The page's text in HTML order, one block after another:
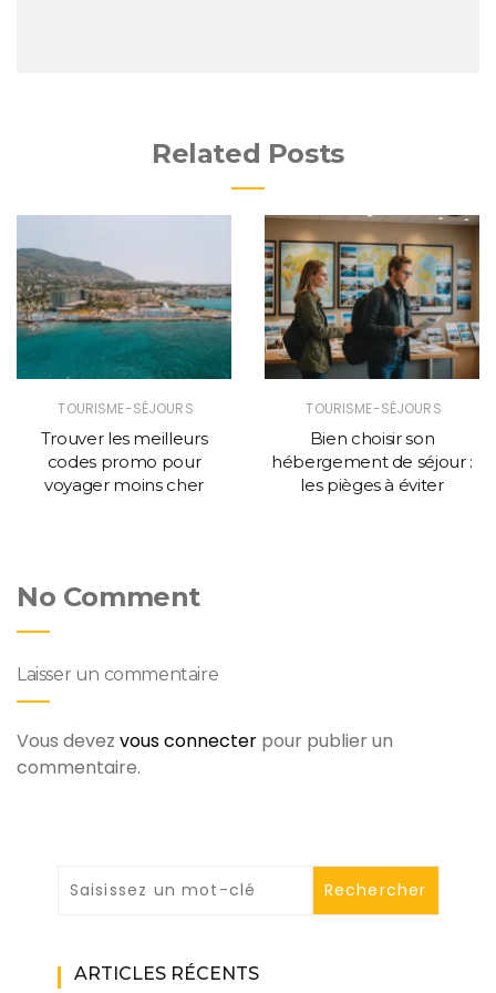
Related Posts
TOURISME-SÉJOURS
Trouver les meilleurs
codes promo pour
voyager moins cher
TOURISME-SÉJOURS
Bien choisir son
hébergement de séjour :
les pièges à éviter
No Comment
Laisser un commentaire
Vous devez vous connecter pour publier un
commentaire.
ARTICLES RÉCENTS